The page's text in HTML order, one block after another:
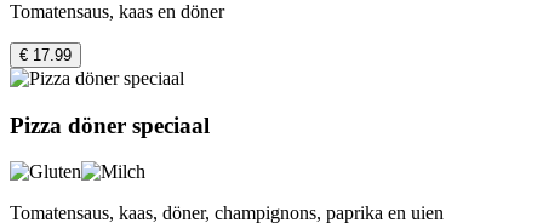
Tomatensaus, kaas en döner
€ 17.99
Pizza döner speciaal
Tomatensaus, kaas, döner, champignons, paprika en uien